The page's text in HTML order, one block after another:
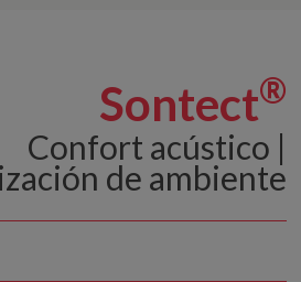
Sontect®
Confort acústico |
de ambiente